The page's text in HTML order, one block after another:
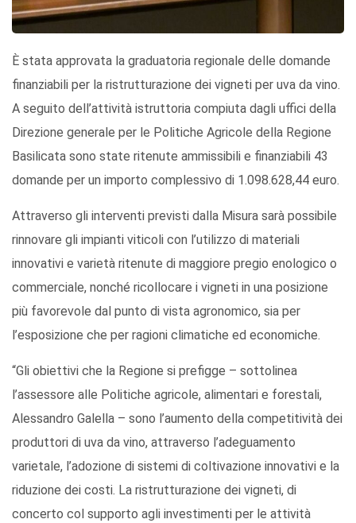
È stata approvata la graduatoria regionale delle domande
finanziabili per la ristrutturazione dei vigneti per uva da vino.
A seguito dell’attività istruttoria compiuta dagli uffici della
Direzione generale per le Politiche Agricole della Regione
Basilicata sono state ritenute ammissibili e finanziabili 43
domande per un importo complessivo di 1.098.628,44 euro.
Attraverso gli interventi previsti dalla Misura sarà possibile
rinnovare gli impianti viticoli con l’utilizzo di materiali
innovativi e varietà ritenute di maggiore pregio enologico o
commerciale, nonché ricollocare i vigneti in una posizione
più favorevole dal punto di vista agronomico, sia per
l’esposizione che per ragioni climatiche ed economiche.
“Gli obiettivi che la Regione si prefigge – sottolinea
l’assessore alle Politiche agricole, alimentari e forestali,
Alessandro Galella – sono l’aumento della competitività dei
produttori di uva da vino, attraverso l’adeguamento
varietale, l’adozione di sistemi di coltivazione innovativi e la
riduzione dei costi. La ristrutturazione dei vigneti, di
concerto col supporto agli investimenti per le attività